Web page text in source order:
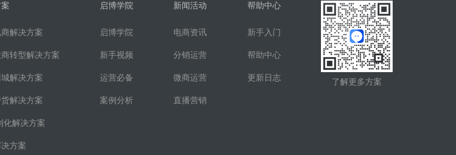
解决方案
转型解决方案
解决方案
解决方案
化解决方案
方案
启博学院
启博学院
新手视频
运营必备
案例分析
新闻活动
电商资讯
分销运营
微商运营
直播营销
帮助中心
新手入门
帮助中心
更新日志 了解更多方案